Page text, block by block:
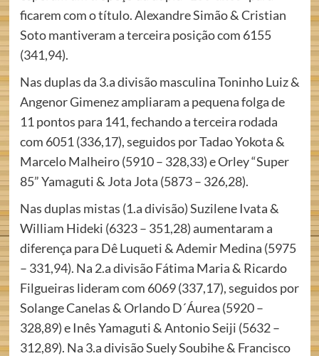
ficarem com o título. Alexandre Simão & Cristian
Soto mantiveram a terceira posição com 6155
(341,94).
Nas duplas da 3.a divisão masculina Toninho Luiz &
Angenor Gimenez ampliaram a pequena folga de
11 pontos para 141, fechando a terceira rodada
com 6051 (336,17), seguidos por Tadao Yokota &
Marcelo Malheiro (5910 – 328,33) e Orley “Super
85” Yamaguti & Jota Jota (5873 – 326,28).
Nas duplas mistas (1.a divisão) Suzilene Ivata &
William Hideki (6323 – 351,28) aumentaram a
diferença para Dê Luqueti & Ademir Medina (5975
– 331,94). Na 2.a divisão Fátima Maria & Ricardo
Filgueiras lideram com 6069 (337,17), seguidos por
Solange Canelas & Orlando D´Áurea (5920 –
328,89) e Inês Yamaguti & Antonio Seiji (5632 –
312,89). Na 3.a divisão Suely Soubihe & Francisco